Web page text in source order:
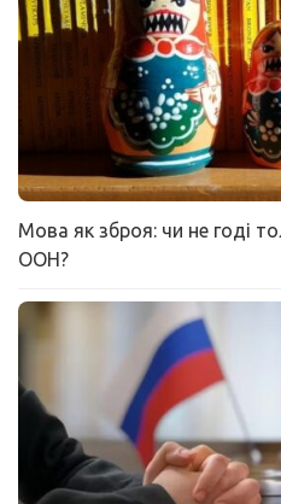
Мова як зброя: чи не годі
ООН?